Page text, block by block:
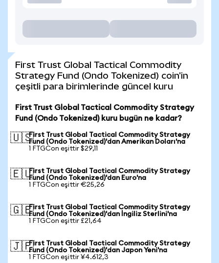
First Trust Global Tactical Commodity
Strategy Fund (Ondo Tokenized) coin'in
çeşitli para birimlerinde güncel kuru
First Trust Global Tactical Commodity Strategy
Fund (Ondo Tokenized) kuru bugün ne kadar?
🇺🇸First Trust Global Tactical Commodity Strategy
Fund (Ondo Tokenized)'dan Amerikan Doları'na
1 FTGCon eşittir $29,11
🇪🇺First Trust Global Tactical Commodity Strategy
Fund (Ondo Tokenized)'dan Euro'na
1 FTGCon eşittir €25,26
🇬🇧First Trust Global Tactical Commodity Strategy
Fund (Ondo Tokenized)'dan İngiliz Sterlini'na
1 FTGCon eşittir £21,64
🇯🇵First Trust Global Tactical Commodity Strategy
Fund (Ondo Tokenized)'dan Japon Yeni'na
1 FTGCon eşittir ¥4.612,3